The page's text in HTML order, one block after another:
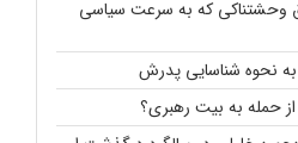
وحشتناکی که به سرعت سیاسی
نحوه شناسایی پدرش